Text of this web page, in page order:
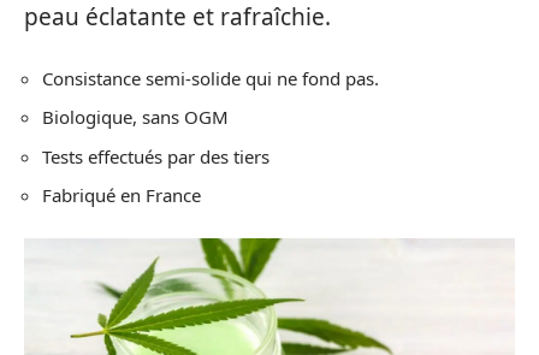
peau éclatante et rafraîchie.
Consistance semi-solide qui ne fond pas.
Biologique, sans OGM
Tests effectués par des tiers
Fabriqué en France